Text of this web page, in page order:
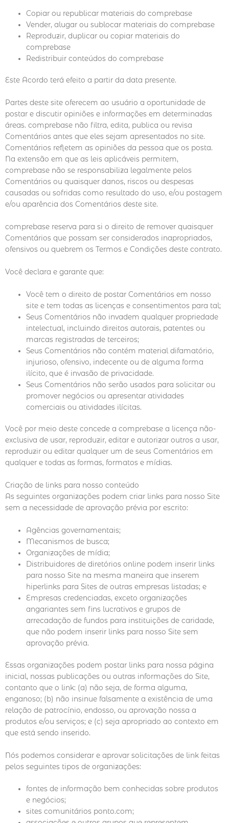
Copiar ou republicar materiais do comprebase
Vender, alugar ou sublocar materiais do comprebase
Reproduzir, duplicar ou copiar materiais do
comprebase
Redistribuir conteúdos do comprebase
Este Acordo terá efeito a partir da data presente.
Partes deste site oferecem ao usuário a oportunidade de
postar e discutir opiniões e informações em determinadas
áreas. comprebase não filtra, edita, publica ou revisa
Comentários antes que eles sejam apresentados no site.
Comentários refletem as opiniões da pessoa que os posta.
Na extensão em que as leis aplicáveis permitem,
comprebase não se responsabiliza legalmente pelos
Comentários ou quaisquer danos, riscos ou despesas
causadas ou sofridas como resultado do uso, e/ou postagem
e/ou aparência dos Comentários deste site.
comprebase reserva para si o direito de remover quaisquer
Comentários que possam ser considerados inapropriados,
ofensivos ou quebrem os Termos e Condições deste contrato.
Você declara e garante que:
Você tem o direito de postar Comentários em nosso
site e tem todas as licenças e consentimentos para tal;
Seus Comentários não invadem qualquer propriedade
intelectual, incluindo direitos autorais, patentes ou
marcas registradas de terceiros;
Seus Comentários não contém material difamatório,
injurioso, ofensivo, indecente ou de alguma forma
ilícito, que é invasão de privacidade.
Seus Comentários não serão usados para solicitar ou
promover negócios ou apresentar atividades
comerciais ou atividades ilícitas.
Você por meio deste concede a comprebase a licença não-
exclusiva de usar, reproduzir, editar e autorizar outros a usar,
reproduzir ou editar qualquer um de seus Comentários em
qualquer e todas as formas, formatos e mídias.
Criação de links para nosso conteúdo
As seguintes organizações podem criar links para nosso Site
sem a necessidade de aprovação prévia por escrito:
Agências governamentais;
Mecanismos de busca;
Organizações de mídia;
Distribuidores de diretórios online podem inserir links
para nosso Site na mesma maneira que inserem
hiperlinks para Sites de outras empresas listadas; e
Empresas credenciadas, exceto organizações
angariantes sem fins lucrativos e grupos de
arrecadação de fundos para instituições de caridade,
que não podem inserir links para nosso Site sem
aprovação prévia.
Essas organizações podem postar links para nossa página
inicial, nossas publicações ou outras informações do Site,
contanto que o link: (a) não seja, de forma alguma,
enganoso; (b) não insinue falsamente a existência de uma
relação de patrocínio, endosso, ou aprovação nossa a
produtos e/ou serviços; e (c) seja apropriado ao contexto em
que está sendo inserido.
Nós podemos considerar e aprovar solicitações de link feitas
pelos seguintes tipos de organizações:
fontes de informação bem conhecidas sobre produtos
e negócios;
sites comunitários ponto.com;